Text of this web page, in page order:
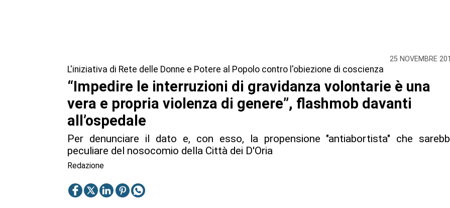
25 NOVEMBRE
L'iniziativa di Rete delle Donne e Potere al Popolo contro l'obiezione di coscienza
“Impedire le interruzioni di gravidanza volontarie è una
vera e propria violenza di genere”, flashmob davanti
all’ospedale
Per denunciare il dato e, con esso, la propensione "antiabortista" che
peculiare del nosocomio della Città dei D'Oria
Redazione